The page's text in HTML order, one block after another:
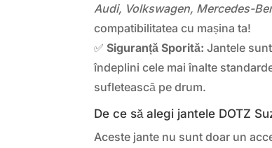
Audi, Volkswagen, Mercedes-
compatibilitatea cu mașina ta!
✅Siguranță Sporită: Jantele
îndeplini cele mai înalte
sufletească pe drum.
De ce să alegi jantele DOTZ
Aceste jante nu sunt doar un